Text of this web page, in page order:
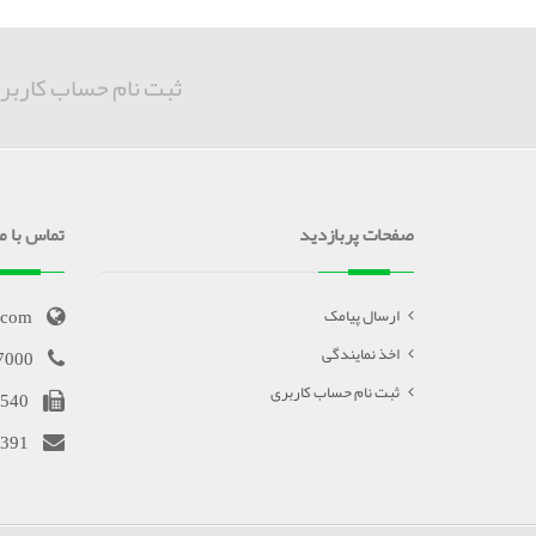
ثبت نام حساب
صفحات پربازدید
ارسال پیامک
اخذ نمایندگی
ثبت نام حساب کاربری
تماس با